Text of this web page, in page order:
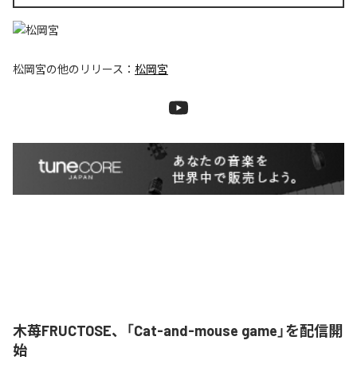
松岡宮の他のリリース： 松岡宮
木苺FRUCTOSE、「Cat-and-mouse game」を配信開
始